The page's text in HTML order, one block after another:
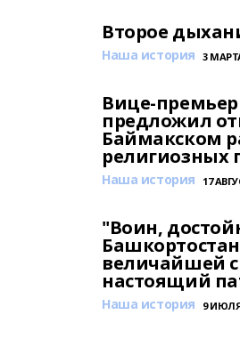
Второе
Наша история 3
Вице-
предложил
Баймакском
религиозных
Наша история 17
"Воин,
величайшей
настоящий
Наша история 9 ИЮЛЯ